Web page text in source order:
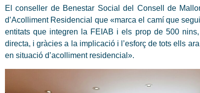
El conseller de Benestar Social del Consell de
d’Acolliment Residencial que «marca el camí que
entitats que integren la FEIAB i els prop de 500
directa, i gràcies a la implicació i l’esforç de tots ells
en situació d’acolliment residencial».